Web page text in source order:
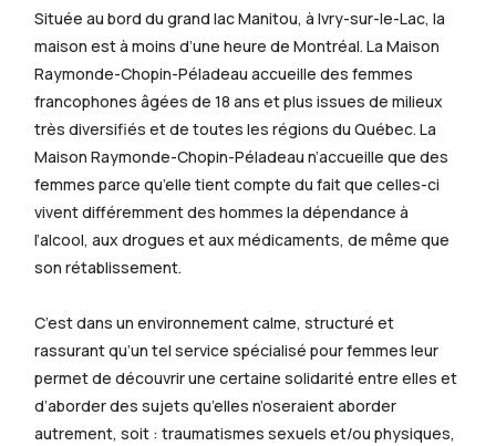
Située au bord du grand lac Manitou, à Ivry-sur-le-Lac, la
maison est à moins d’une heure de Montréal. La Maison
Raymonde-Chopin-Péladeau accueille des femmes
francophones âgées de 18 ans et plus issues de milieux
très diversifiés et de toutes les régions du Québec. La
Maison Raymonde-Chopin-Péladeau n’accueille que des
femmes parce qu’elle tient compte du fait que celles-ci
vivent différemment des hommes la dépendance à
l’alcool, aux drogues et aux médicaments, de même que
son rétablissement.
C’est dans un environnement calme, structuré et
rassurant qu’un tel service spécialisé pour femmes leur
permet de découvrir une certaine solidarité entre elles et
d’aborder des sujets qu’elles n’oseraient aborder
autrement, soit : traumatismes sexuels et/ou physiques,